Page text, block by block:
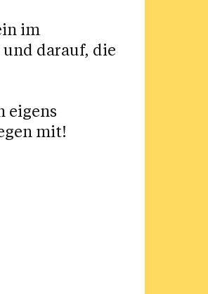
im
darauf, die
eigens
mit!